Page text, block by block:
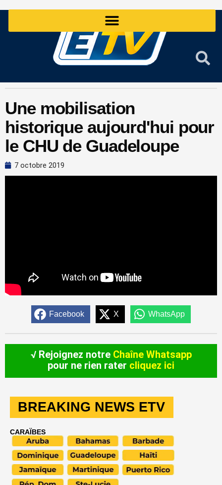
Une mobilisation
historique aujourd'hui pour
le CHU de Guadeloupe
7 octobre 2019
Facebook X WhatsApp
√ Rejoignez notre Chaîne Whatsapp
pour ne rien rater cliquez ici
BREAKING NEWS ETV
CARAÏBES